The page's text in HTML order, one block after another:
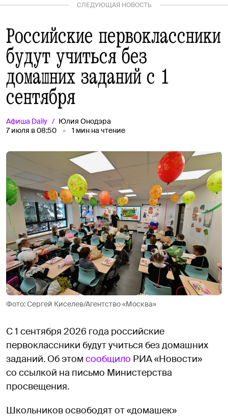
СЛЕДУЮЩАЯ НОВОСТЬ
Российские первоклассники
будут учиться без
домашних заданий с 1
сентября
Афиша Daily
Юлия Онодэра
7 июля в 08:50
1 мин на чтение
Фото: Сергей Киселев/Агентство «Москва»
С 1 сентября 2026 года российские
первоклассники будут учиться без домашних
заданий. Об этом сообщило РИА «Новости»
со ссылкой на письмо Министерства
просвещения.
Школьников освободят от «домашек»